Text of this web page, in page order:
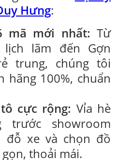
Hưng:
mã mới nhất: Từ
lịch lãm đến Gợn
trung, chúng tôi
hãng 100%, chuẩn
cực rộng: Vỉa hè
trước showroom
đỗ xe và chọn đồ
thoải mái.